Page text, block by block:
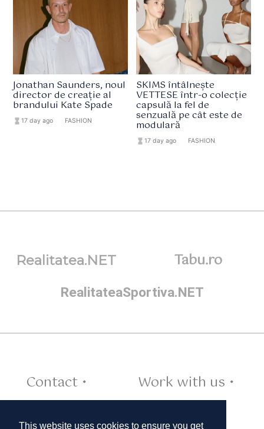
This website uses cookies to ensure you get
Jonathan Saunders, noul
director de creație al
brandului Kate Spade
hourglass_full17 day ago FASHION
SKIMS întâlnește
VETTESE într-o colecție
capsulă la fel de
senzuală pe cât este de
modulară
hourglass_full 17 day ago FASHION
Realitatea.NET Tabu.ro
RealitateaSportiva.NET
Contact •
Work with us •
Cookies •